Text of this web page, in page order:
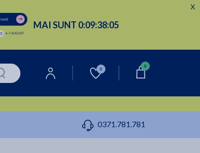
MAI SUNT 0:09:38:04
X
0
0
0371.781.781